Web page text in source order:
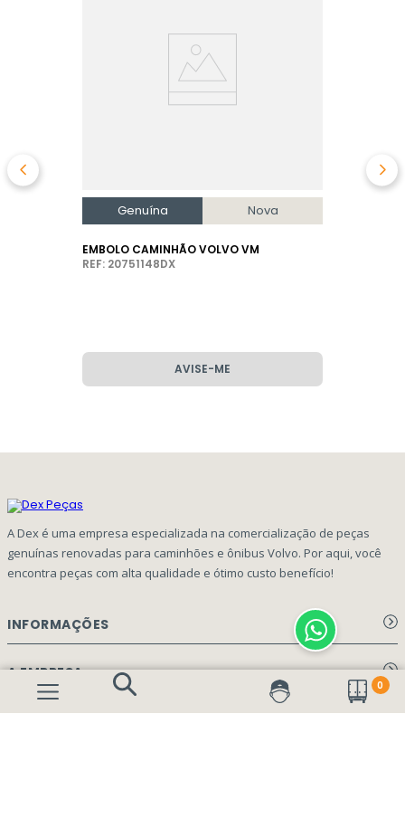
0
Genuína Nova
EMBOLO CAMINHÃO VOLVO VM
REF: 20751148DX
AVISE-ME
A Dex é uma empresa especializada na comercialização de peças
genuínas renovadas para caminhões e ônibus Volvo. Por aqui, você
encontra peças com alta qualidade e ótimo custo benefício!
INFORMAÇÕES
Aviso de privacidade Dex Peças
Termos e condições
A EMPRESA
Página Principal